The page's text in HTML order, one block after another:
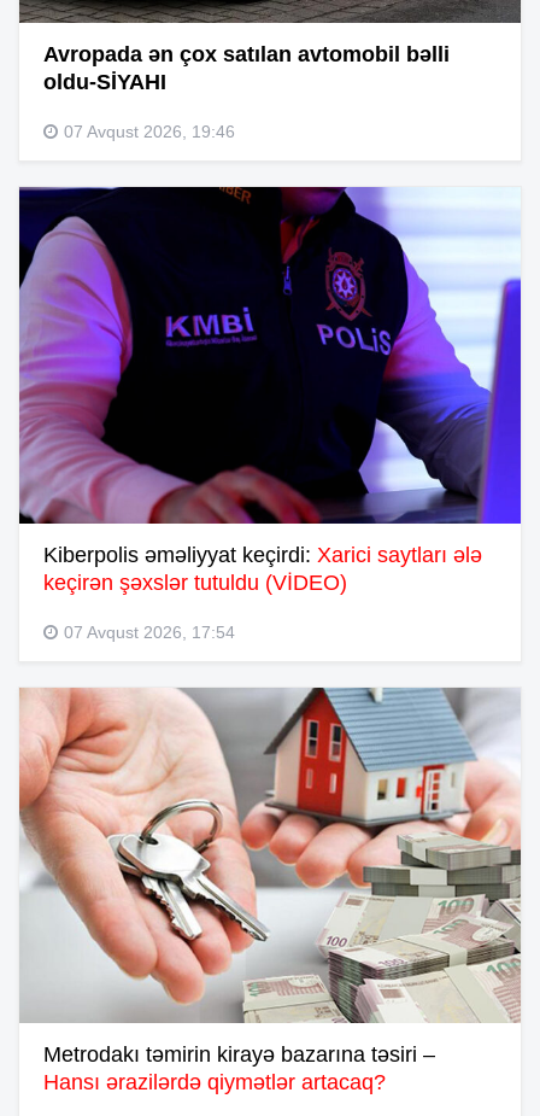
Avropada ən çox satılan avtomobil bəlli
oldu-SİYAHI
07 Avqust 2026, 19:46
Kiberpolis əməliyyat keçirdi: Xarici saytları ələ
keçirən şəxslər tutuldu (VİDEO)
07 Avqust 2026, 17:54
Metrodakı təmirin kirayə bazarına təsiri –
Hansı ərazilərdə qiymətlər artacaq?